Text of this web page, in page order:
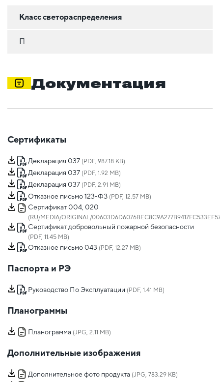
Класс светораспределения
П
Документация
Сертификаты
Декларация 037 (PDF, 987.18 KB)
Декларация 037 (PDF, 1.92 MB)
Декларация 037 (PDF, 2.91 MB)
Отказное письмо 123-ФЗ (PDF, 12.57 MB)
Сертификат 004, 020
(RU/MEDIA/ORIGINAL/
Сертификат добровольный пожарной безопасности
(PDF, 11.45 MB)
Отказное письмо 043 (PDF, 12.27 MB)
Паспорта и РЭ
Руководство По Эксплуатации (PDF, 1.41 MB)
Планограммы
Планограмма (JPG, 2.11 MB)
Дополнительные изображения
Дополнительное фото продукта (JPG, 783.29 KB)